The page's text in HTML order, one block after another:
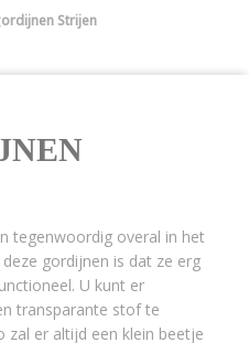
Strijen
tegenwoordig overal in het
gordijnen is dat ze erg
U kunt er
transparante stof te
zal er altijd een klein beetje